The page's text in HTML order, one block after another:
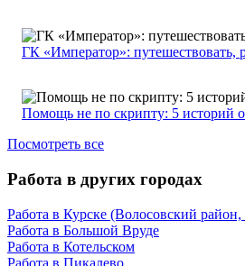
ГК «Император»: путешествовать,
Помощь не по скрипту: 5 историй
Посмотреть все
Работа в других городах
Работа в Курске (Волосовский район,
Работа в Большой Вруде
Работа в Котельском
Работа в Пикалево